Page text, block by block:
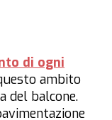
di ogni
ambito
del balcone.